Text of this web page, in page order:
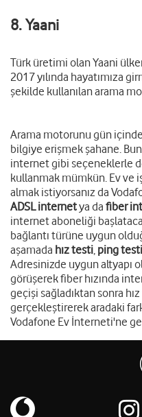
8. Yaani
Türk üretimi olan Yaani
2017 yılında hayatımıza
şekilde kullanılan arama
Arama motorunu gün içinde
bilgiye erişmek şahane.
internet gibi seçeneklerle
kullanmak mümkün. Ev
almak istiyorsanız da
ADSL internetya da fiber
internet aboneliği
bağlantı türüne uygun
aşamada hız testi, ping testi
Adresinizde uygun altyapı
görüşerek fiber hızında
geçişi sağladıktan sonra
gerçekleştirerek aradaki
Vodafone Ev İnterneti'ne